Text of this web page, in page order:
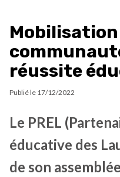
Mobilisation
réussite
Publié le 17/12/2022
Le PREL
éducative des
de son